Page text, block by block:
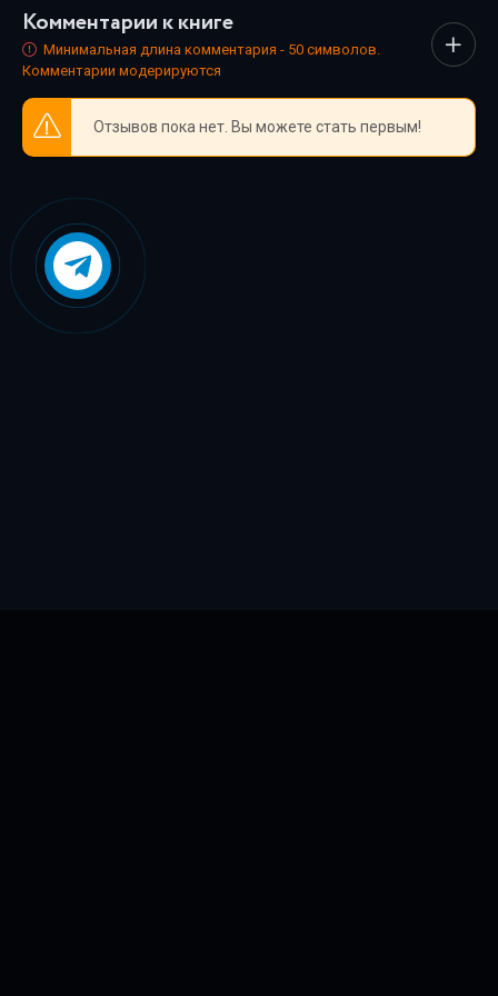
триллеры и любовные истории - мы собрали всё, чтобы
каждый нашёл книгу по душе.
Комментарии к книге
Минимальная длина комментария - 50 символов.
Комментарии модерируются
Отзывов пока нет. Вы можете стать первым!